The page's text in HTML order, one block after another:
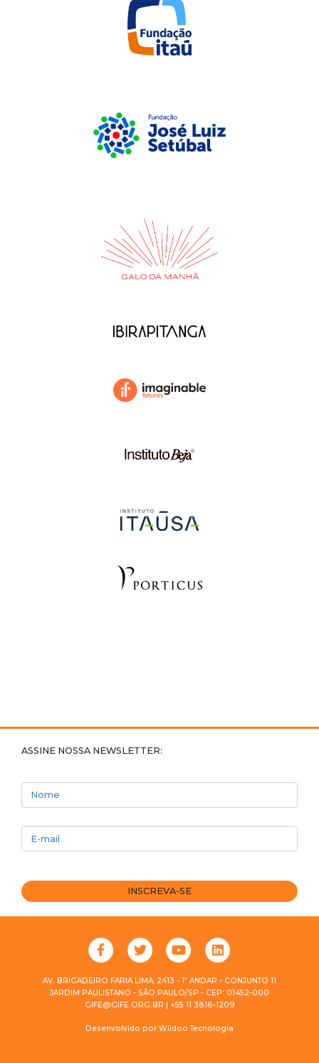
ASSINE NOSSA NEWSLETTER:
INSCREVA-SE
AV. BRIGADEIRO FARIA LIMA, 2413 - 1º ANDAR - CONJUNTO 11
JARDIM PAULISTANO - SÃO PAULO/SP - CEP: 01452-000
GIFE@GIFE.ORG.BR | +55 11 3816-1209
Desenvolvido por Wiidoo Tecnologia